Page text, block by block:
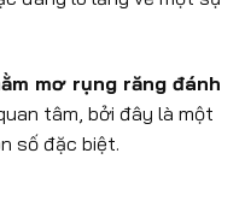
mơ rụng răng đánh
tâm, bởi đây là một
số đặc biệt.